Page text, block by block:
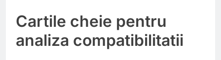
Cartile cheie pentru
analiza compatibilitatii